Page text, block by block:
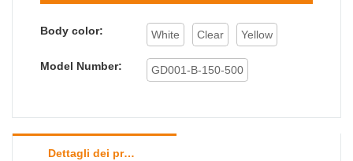
anche sui costi e sui tempi. Ha dimostrato il suo
valore nel campo(i) delle coperture e dei paralumi
per lampade.
Body color: White Clear Yellow
Model Number: GD001-B-150-500
Dettagli dei prodotti